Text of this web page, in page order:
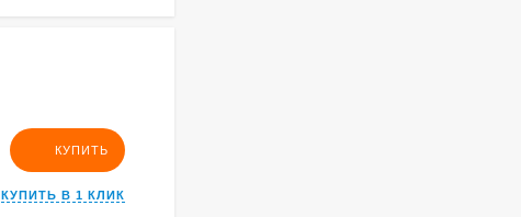
КУПИТЬ
КУПИТЬ В 1 КЛИК